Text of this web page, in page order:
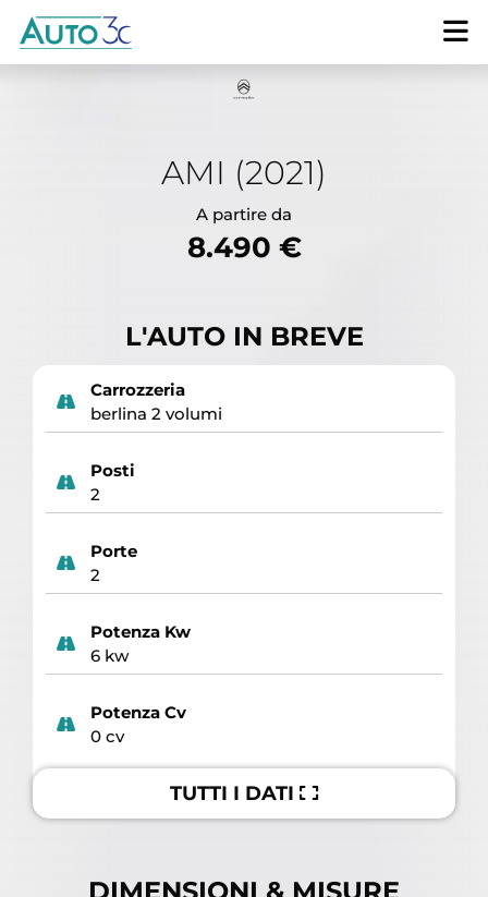
AMI (2021)
A partire da
8.490 €
L'AUTO IN BREVE
Carrozzeria
berlina 2 volumi
Posti
2
Porte
2
Potenza Kw
6 kw
Potenza Cv
0 cv
TUTTI I DATI
DIMENSIONI & MISURE